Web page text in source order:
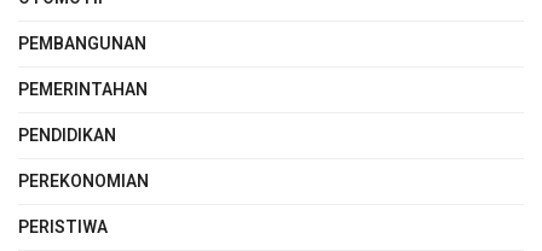
PEMBANGUNAN
PEMERINTAHAN
PENDIDIKAN
PEREKONOMIAN
PERISTIWA